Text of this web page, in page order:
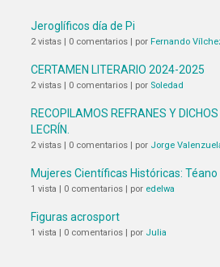
Jeroglíficos día de Pi
2 vistas 0 comentarios por Fernando
CERTAMEN LITERARIO 2024-2025
2 vistas 0 comentarios por Soledad
RECOPILAMOS REFRANES Y
LECRÍN.
2 vistas 0 comentarios por Jorge
Mujeres Científicas Históricas: Téano
1 vista 0 comentarios por edelwa
Figuras acrosport
1 vista 0 comentarios por Julia